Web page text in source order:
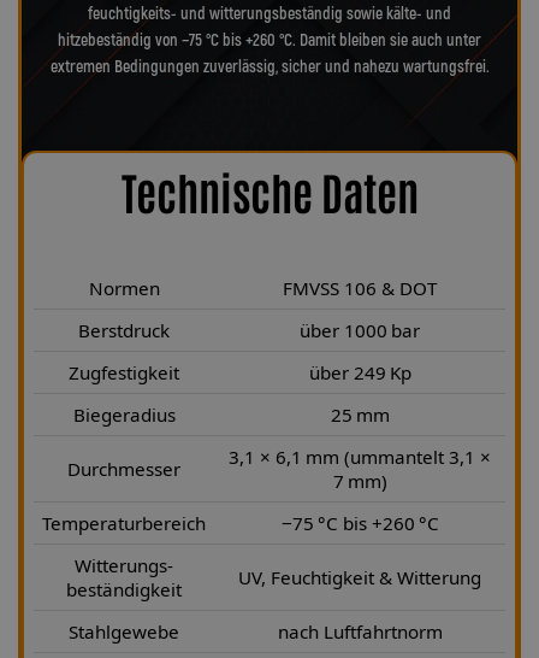
feuchtigkeits- und witterungsbeständig sowie kälte- und
hitzebeständig von −75 °C bis +260 °C. Damit bleiben sie auch unter
extremen Bedingungen zuverlässig, sicher und nahezu wartungsfrei.
Technische Daten
Normen
FMVSS 106 & DOT
Berstdruck
über 1000 bar
Zugfestigkeit
über 249 Kp
Biegeradius
25 mm
Durchmesser
3,1 × 6,1 mm (ummantelt 3,1 ×
7 mm)
Temperaturbereich
−75 °C bis +260 °C
Witterungs-
beständigkeit
UV, Feuchtigkeit & Witterung
Stahlgewebe
nach Luftfahrtnorm